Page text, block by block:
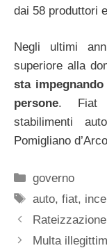
dai 58 produttori
Negli ultimi
superiore alla
sta
persone. Fiat
stabilimenti
Pomigliano
Categorie
governo
Tag
auto,fiat,
Multa